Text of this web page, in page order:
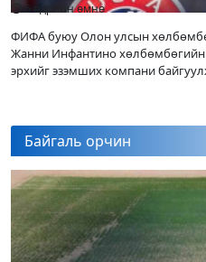
Эльбек Алышов:
гэрийнхэндээ
Б.Ариунзул
боллоо
6 өдрийн өмнө
Бүсчилсэн
бууруулах
6 өдрийн өмнө
ФИФА буюу Олон улсын
Жанни Инфантино
эрхийг эзэмших компани
Байгаль орчин